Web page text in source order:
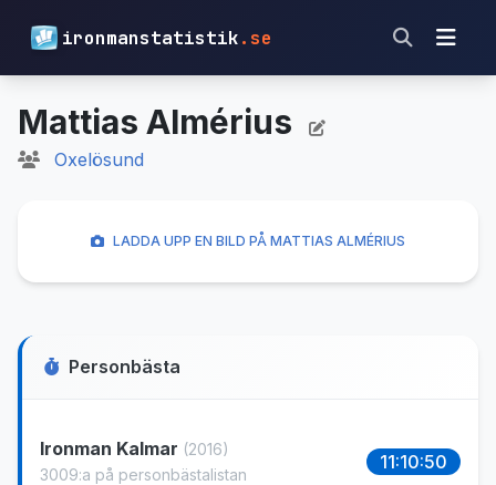
ironmanstatistik.se
Mattias Almérius
Oxelösund
Personbästa
Ironman Kalmar (2016)
3009:a på personbästalistan
11:10:50
LADDA UPP EN BILD PÅ MATTIAS ALMÉRIUS